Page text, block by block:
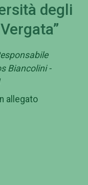
degli
Biancolini -
allegato